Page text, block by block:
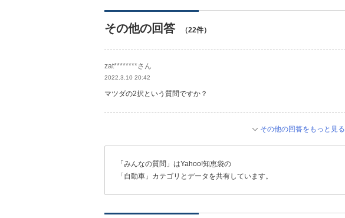
その他の回答 （22件）
zat********さん
2022.3.10 20:42
マツダの2択という質問ですか？
その他の回答をもっと見る
「みんなの質問」はYahoo!知恵袋の
「自動車」カテゴリとデータを共有しています。